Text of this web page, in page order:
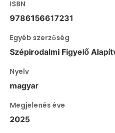
ISBN
9786156617231
Egyéb szerzőség
Szépirodalmi Figyelő
Nyelv
magyar
Megjelenés éve
2025